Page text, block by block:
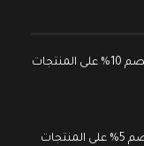
كود خصم سبورتر EX56 – خصم 10% على المنتجات
كود خصم وايتس A132 – خصم 5% على المنتجات